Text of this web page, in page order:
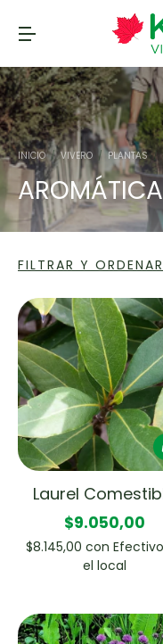
INICIO / VIVERO / PLANTAS /
FILTRAR Y ORDENAR
Laurel
$9.050,00
$8.145,00 con
el local